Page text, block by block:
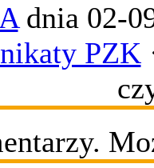
dnia 02-
PZK